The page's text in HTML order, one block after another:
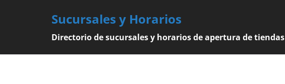
Sucursales y Horarios
Directorio de sucursales y horarios de apertura de tiendas